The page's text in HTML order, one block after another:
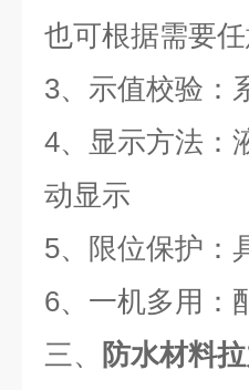
也可根据需要任
3、示值校验：
4、显示方法：
动显示
5、限位保护：
6、一机多用：
三、
防水材料